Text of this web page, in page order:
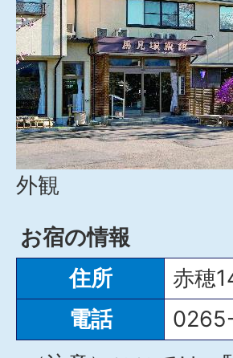
外観
お宿の情報
住所
赤穂
電話